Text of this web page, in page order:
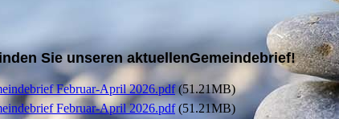
Sie unseren aktuellenGemeindebrief!
Februar-April 2026.pdf(51.21MB)
Februar-April 2026.pdf(51.21MB)